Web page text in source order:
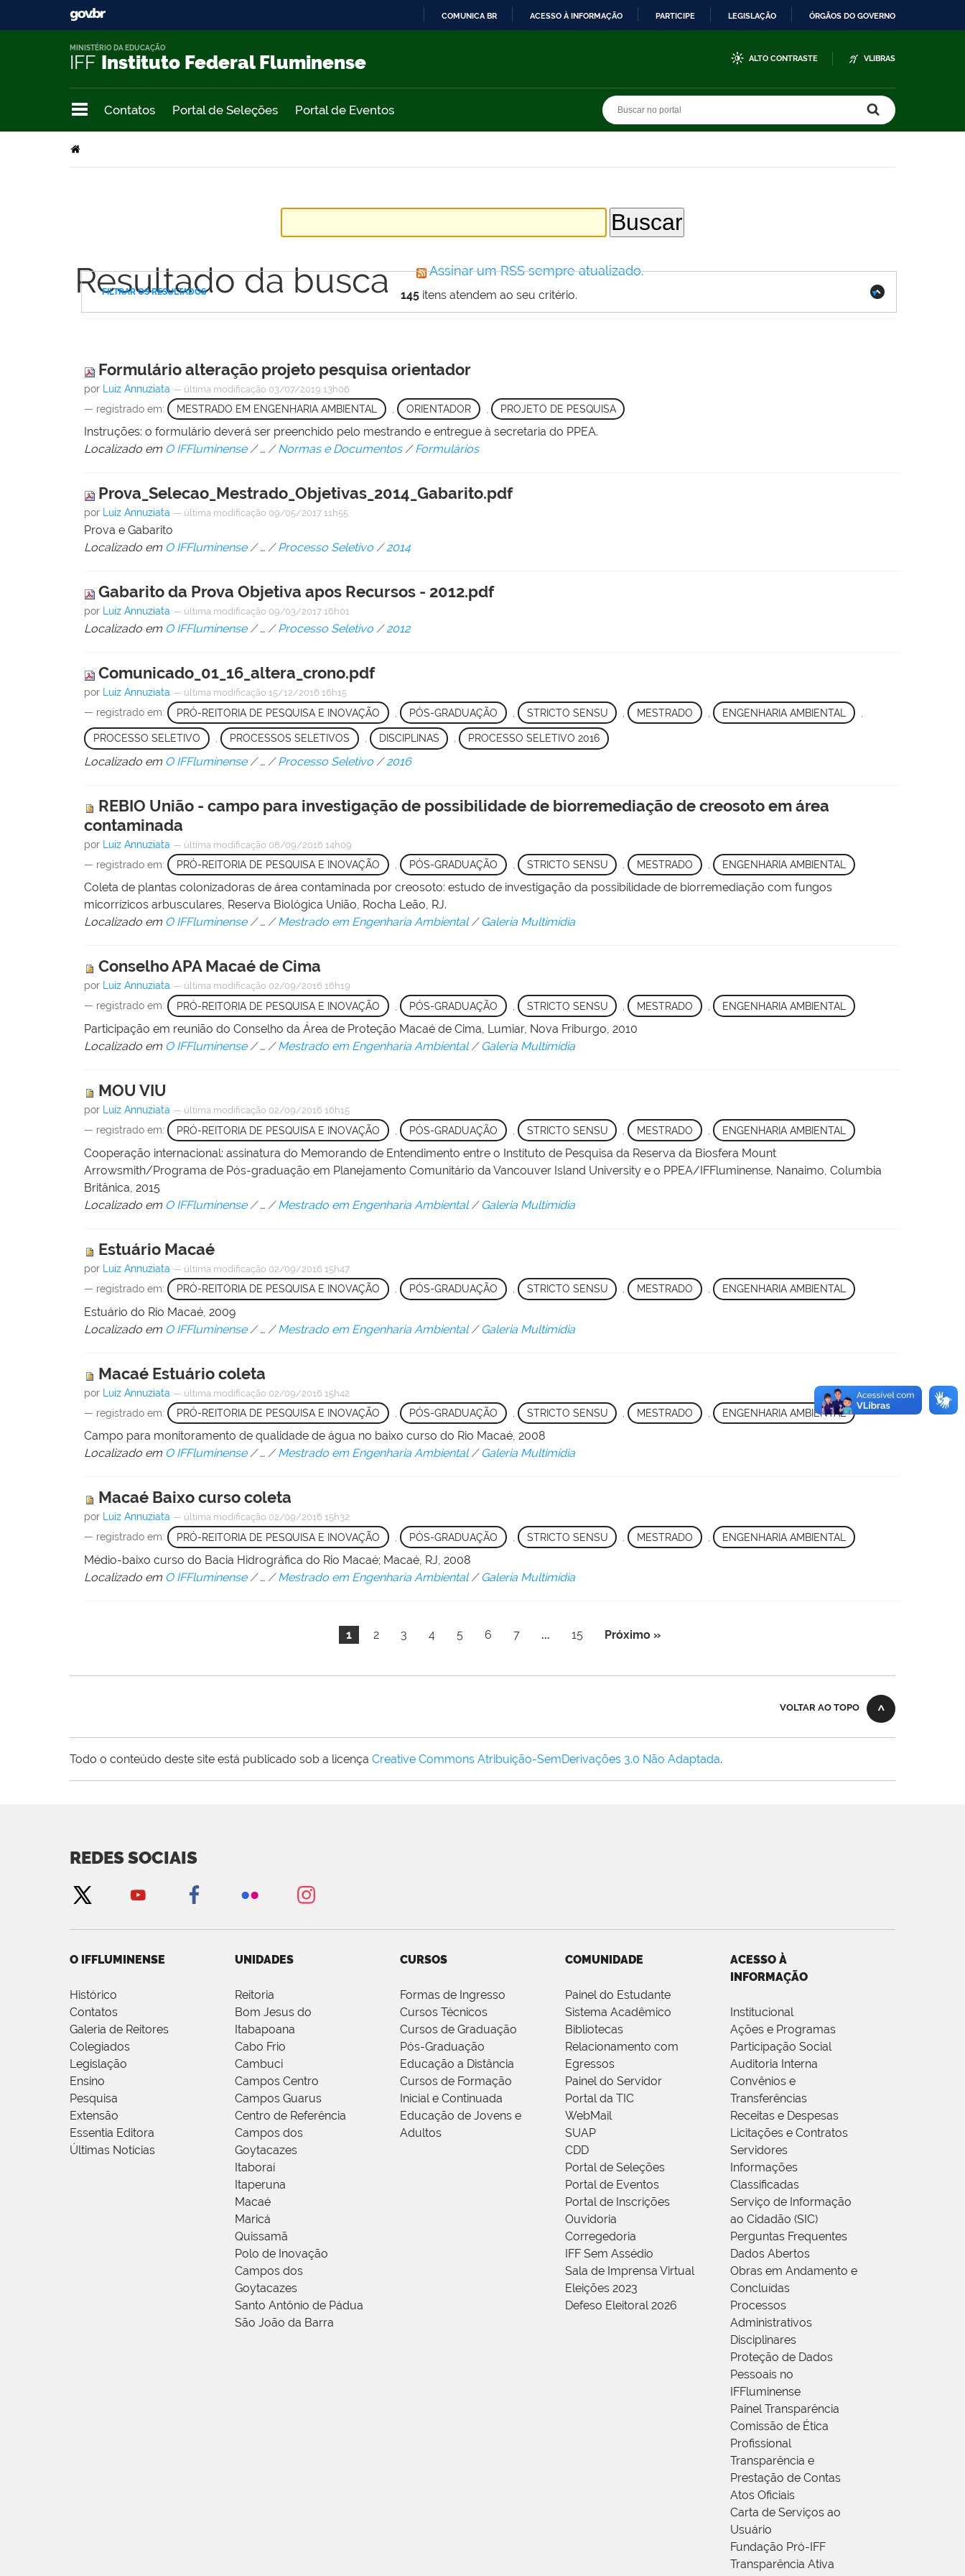
COMUNICA BR ACESSO À INFORMAÇÃO PARTICIPE LEGISLAÇÃO ÓRGÃOS DO GOVERNO
IFF Instituto Federal Fluminense
MINISTÉRIO DA EDUCAÇÃO
ALTO CONTRASTE VLIBRAS
Contatos Portal de Seleções Portal de Eventos
Resultado da busca Assinar um RSS sempre atualizado.
145 itens atendem ao seu critério.
FILTRAR OS RESULTADOS
Formulário alteração projeto pesquisa orientador
por Luiz Annuziata — última modificação 03/07/2019 13h06
— registrado em: MESTRADO EM ENGENHARIA AMBIENTAL ORIENTADOR PROJETO DE PESQUISA
Instruções: o formulário deverá ser preenchido pelo mestrando e entregue à secretaria do PPEA.
Localizado em O IFFluminense /…/Normas e Documentos /Formulários
Prova_Selecao_Mestrado_Objetivas_2014_Gabarito.pdf
por Luiz Annuziata — última modificação 09/05/2017 11h55
Prova e Gabarito
Localizado em O IFFluminense /…/Processo Seletivo /2014
Gabarito da Prova Objetiva apos Recursos - 2012.pdf
por Luiz Annuziata — última modificação 09/03/2017 16h01
Localizado em O IFFluminense /…/Processo Seletivo /2012
Comunicado_01_16_altera_crono.pdf
por Luiz Annuziata — última modificação 15/12/2016 16h15
— registrado em: PRÓ-REITORIA DE PESQUISA E INOVAÇÃO PÓS-GRADUAÇÃO STRICTO SENSU , MESTRADO , ENGENHARIA AMBIENTAL
PROCESSO SELETIVO , PROCESSOS SELETIVOS , DISCIPLINAS , PROCESSO SELETIVO 2016
Localizado em O IFFluminense /… /Processo Seletivo /2016
REBIO União - campo para investigação de possibilidade de biorremediação de creosoto em área
contaminada
por Luiz Annuziata — última modificação 08/09/2016 14h09
— registrado em: PRÓ-REITORIA DE PESQUISA E INOVAÇÃO PÓS-GRADUAÇÃO STRICTO SENSU , MESTRADO , ENGENHARIA AMBIENTAL
Coleta de plantas colonizadoras de área contaminada por creosoto: estudo de investigação da possibilidade de biorremediação com fungos
micorrízicos arbusculares, Reserva Biológica União, Rocha Leão, RJ.
Localizado em O IFFluminense /…/Mestrado em Engenharia Ambiental / Galeria Multimídia
Conselho APA Macaé de Cima
por Luiz Annuziata — última modificação 02/09/2016 16h19
— registrado em: PRÓ-REITORIA DE PESQUISA E INOVAÇÃO PÓS-GRADUAÇÃO STRICTO SENSU , MESTRADO , ENGENHARIA AMBIENTAL
Participação em reunião do Conselho da Área de Proteção Macaé de Cima, Lumiar, Nova Friburgo, 2010
Localizado em O IFFluminense /…/Mestrado em Engenharia Ambiental / Galeria Multimídia
MOU VIU
por Luiz Annuziata — última modificação 02/09/2016 16h15
— registrado em: PRÓ-REITORIA DE PESQUISA E INOVAÇÃO PÓS-GRADUAÇÃO STRICTO SENSU , MESTRADO , ENGENHARIA AMBIENTAL
Cooperação internacional: assinatura do Memorando de Entendimento entre o Instituto de Pesquisa da Reserva da Biosfera Mount
Arrowsmith/Programa de Pós-graduação em Planejamento Comunitário da Vancouver Island University e o PPEA/IFFluminense, Nanaimo, Columbia
Britânica, 2015
Localizado em O IFFluminense /…/Mestrado em Engenharia Ambiental / Galeria Multimídia
Estuário Macaé
por Luiz Annuziata — última modificação 02/09/2016 15h47
— registrado em: PRÓ-REITORIA DE PESQUISA E INOVAÇÃO , PÓS-GRADUAÇÃO , STRICTO SENSU , MESTRADO , ENGENHARIA AMBIENTAL
Estuário do Rio Macaé, 2009
Localizado em O IFFluminense /… /Mestrado em Engenharia Ambiental / Galeria Multimídia
Macaé Estuário coleta
por Luiz Annuziata — última modificação 02/09/2016 15h42
— registrado em: PRÓ-REITORIA DE PESQUISA E INOVAÇÃO PÓS-GRADUAÇÃO STRICTO SENSU , MESTRADO , ENGENHARIA AMBIENTAL
Campo para monitoramento de qualidade de água no baixo curso do Rio Macaé, 2008
Localizado em O IFFluminense /…/Mestrado em Engenharia Ambiental / Galeria Multimídia
Macaé Baixo curso coleta
por Luiz Annuziata — última modificação 02/09/2016 15h32
— registrado em: PRÓ-REITORIA DE PESQUISA E INOVAÇÃO PÓS-GRADUAÇÃO STRICTO SENSU , MESTRADO , ENGENHARIA AMBIENTAL
Médio-baixo curso do Bacia Hidrográfica do Rio Macaé; Macaé, RJ, 2008
Localizado em O IFFluminense /…/Mestrado em Engenharia Ambiental / Galeria Multimídia
1 2 3 4 5 6 7 ... 15 Próximo »
VOLTAR AO TOPO
Todo o conteúdo deste site está publicado sob a licença Creative Commons Atribuição-SemDerivações 3.0 Não Adaptada.
REDES SOCIAIS
O IFFLUMINENSE
Histórico
Contatos
Galeria de Reitores
Colegiados
Legislação
Ensino
Pesquisa
Extensão
Essentia Editora
Últimas Notícias
UNIDADES
Reitoria
Bom Jesus do
Itabapoana
Cabo Frio
Cambuci
Campos Centro
Campos Guarus
Centro de Referência
Campos dos
Goytacazes
Itaboraí
Itaperuna
Macaé
Maricá
Quissamã
Polo de Inovação
Campos dos
Goytacazes
Santo Antônio de Pádua
São João da Barra
CURSOS
Formas de Ingresso
Cursos Técnicos
Cursos de Graduação
Pós-Graduação
Educação a Distância
Cursos de Formação
Inicial e Continuada
Educação de Jovens e
Adultos
COMUNIDADE
Painel do Estudante
Sistema Acadêmico
Bibliotecas
Relacionamento com
Egressos
Painel do Servidor
Portal da TIC
WebMail
SUAP
CDD
Portal de Seleções
Portal de Eventos
Portal de Inscrições
Ouvidoria
Corregedoria
IFF Sem Assédio
Sala de Imprensa Virtual
Eleições 2023
Defeso Eleitoral 2026
ACESSO À
INFORMAÇÃO
Institucional
Ações e Programas
Participação Social
Auditoria Interna
Convênios e
Transferências
Receitas e Despesas
Licitações e Contratos
Servidores
Informações
Classificadas
Serviço de Informação
ao Cidadão (SIC)
Perguntas Frequentes
Dados Abertos
Obras em Andamento e
Concluídas
Processos
Administrativos
Disciplinares
Proteção de Dados
Pessoais no
IFFluminense
Painel Transparência
Comissão de Ética
Profissional
Transparência e
Prestação de Contas
Atos Oficiais
Carta de Serviços ao
Usuário
Fundação Pró-IFF
Transparência Ativa